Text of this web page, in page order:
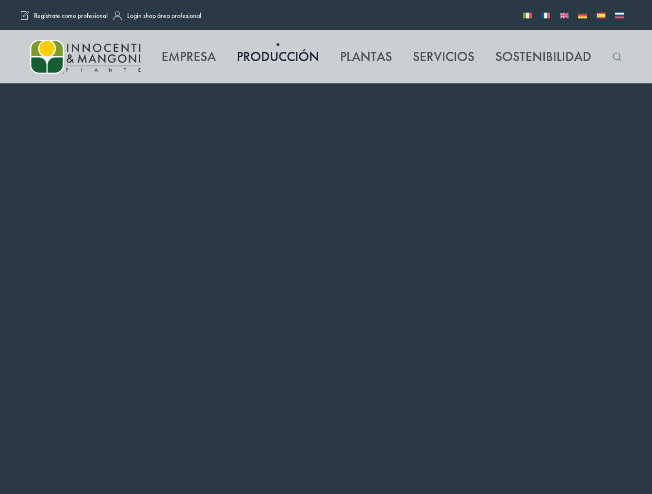
Skip to main content
Regístrate como profesional Login shop área profesional
EMPRESA PRODUCCIÓN PLANTAS SERVICIOS SOSTENIBILIDAD